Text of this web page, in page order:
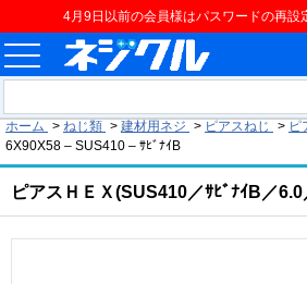
4月9日以前の会員様はパスワードの再設
ホーム > ねじ類 > 建材用ネジ > ピアスねじ > ピ
6X90X58 – SUS410 – ｻﾋﾞﾅｲB
ピアスＨＥＸ(SUS410／ｻﾋﾞﾅｲB／